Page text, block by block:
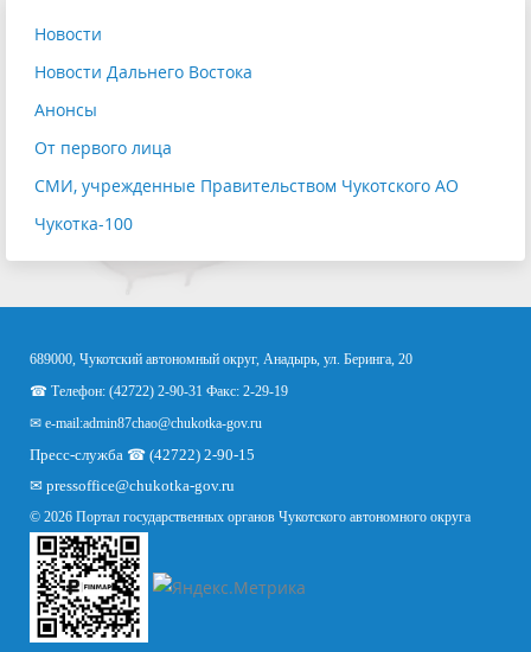
Новости
Новости Дальнего Востока
Анонсы
От первого лица
СМИ, учрежденные Правительством Чукотского АО
Чукотка-100
689000, Чукотский автономный округ, Анадырь, ул. Беринга, 20
☎ Телефон: (42722) 2-90-31 Факс: 2-29-19
✉ e-mail:admin87chao@chukotka-gov.ru
Пресс-служба ☎ (42722) 2-90-15
✉ pressoffice@chukotka-gov.ru
© 2026 Портал государственных органов Чукотского автономного округа